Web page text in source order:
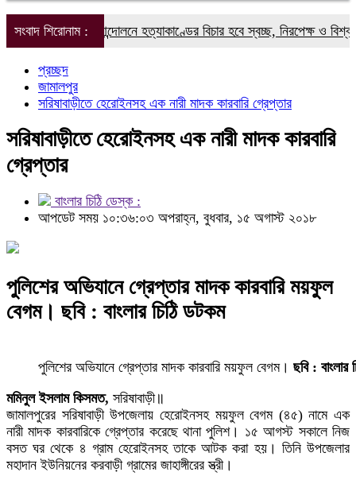
সংবাদ শিরোনাম :আন্দোলনে হত্যাকাণ্ডের বিচার হবে স্বচ্ছ, নিরপেক্ষ ও বিশ্বাসযোগ্য :
প্রচ্ছদ
জামালপুর
সরিষাবাড়ীতে হেরোইনসহ এক নারী মাদক কারবারি গ্রেপ্তার
সরিষাবাড়ীতে হেরোইনসহ এক নারী মাদক কারবারি
গ্রেপ্তার
বাংলার চিঠি ডেস্ক :
আপডেট সময় ১০:৩৬:০৩ অপরাহ্ন, বুধবার, ১৫ অগাস্ট ২০১৮
পুলিশের অভিযানে গ্রেপ্তার মাদক কারবারি ময়ফুল
বেগম। ছবি : বাংলার চিঠি ডটকম
পুলিশের অভিযানে গ্রেপ্তার মাদক কারবারি ময়ফুল বেগম। ছবি : বাংলার
মমিনুল ইসলাম কিসমত, সরিষাবাড়ী॥
জামালপুরের সরিষাবাড়ী উপজেলায় হেরোইনসহ ময়ফুল বেগম (৪৫) নামে এক
নারী মাদক কারবারিকে গ্রেপ্তার করেছে থানা পুলিশ। ১৫ আগস্ট সকালে নিজ
বসত ঘর থেকে ৪ গ্রাম হেরোইনসহ তাকে আটক করা হয়। তিনি উপজেলার
মহাদান ইউনিয়নের করবাড়ী গ্রামের জাহাঙ্গীরের স্ত্রী।